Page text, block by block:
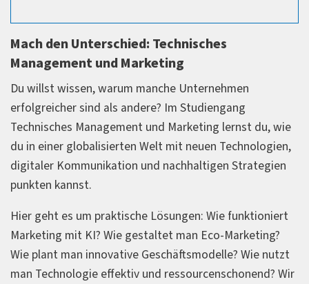
Mach den Unterschied: Technisches
Management und Marketing
Du willst wissen, warum manche Unternehmen
erfolgreicher sind als andere? Im Studiengang
Technisches Management und Marketing lernst du, wie
du in einer globalisierten Welt mit neuen Technologien,
digitaler Kommunikation und nachhaltigen Strategien
punkten kannst.
Hier geht es um praktische Lösungen: Wie funktioniert
Marketing mit KI? Wie gestaltet man Eco-Marketing?
Wie plant man innovative Geschäftsmodelle? Wie nutzt
man Technologie effektiv und ressourcenschonend? Wir